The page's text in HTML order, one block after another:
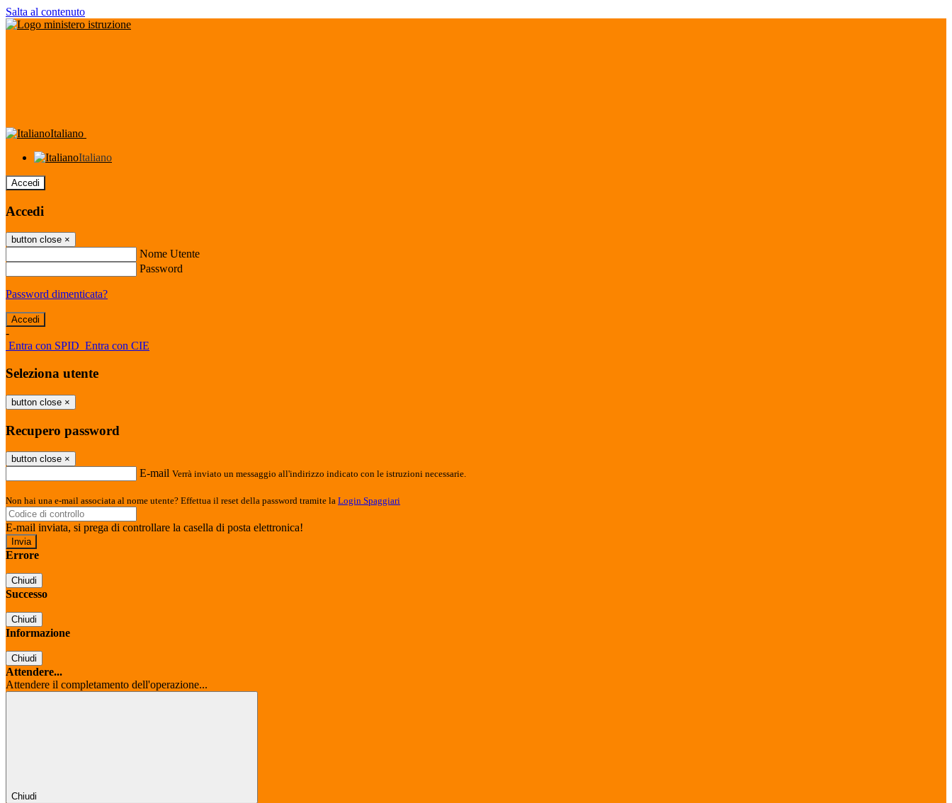
Salta al contenuto
Italiano
Italiano
Accedi
Accedi
button close ×
Nome Utente
Password
Password dimenticata?
-
Entra con SPID Entra con CIE
Seleziona utente
button close ×
Recupero password
button close ×
E-mail Verrà inviato un messaggio all'indirizzo indicato con le istruzioni necessarie.
Non hai una e-mail associata al nome utente? Effettua il reset della password tramite la Login Spaggiari
E-mail inviata, si prega di controllare la casella di posta elettronica!
Errore
Chiudi
Successo
Chiudi
Informazione
Chiudi
Attendere...
Attendere il completamento dell'operazione...
Chiudi